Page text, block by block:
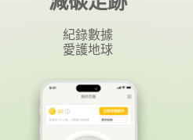
紀錄數據
愛護地球